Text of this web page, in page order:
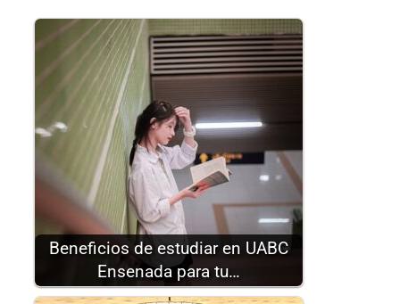
Beneficios de estudiar en UABC
Ensenada para tu…